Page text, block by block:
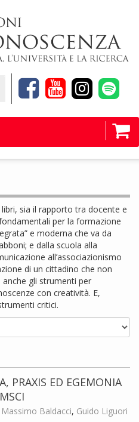
sia il rapporto tra docente e
per la formazione
e moderna che va da
e dalla scuola alla
all’associazionismo
di un cittadino che non
gli strumenti per
con creatività. E,
critici.
PRAXIS ED EGEMONIA
Massimo Baldacci, Guido Liguori